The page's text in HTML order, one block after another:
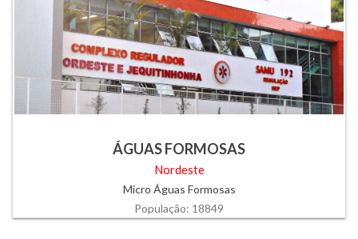
ÁGUAS FORMOSAS
Nordeste
Micro Águas Formosas
População: 18849